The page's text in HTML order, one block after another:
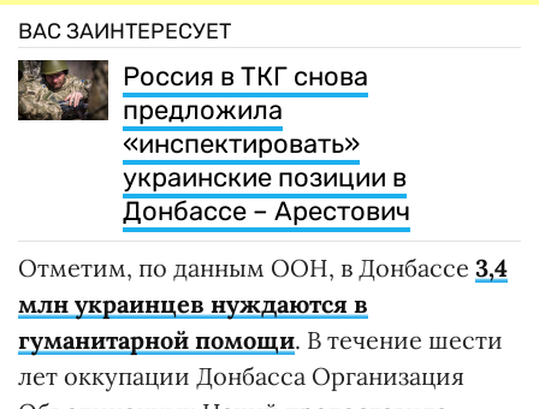
ВАС ЗАИНТЕРЕСУЕТ
Россия в ТКГ снова
предложила
«инспектировать»
украинские позиции в
Донбассе – Арестович
Отметим, по данным ООН, в Донбассе 3,4
млн украинцев нуждаются в
гуманитарной помощи. В течение шести
лет оккупации Донбасса Организация